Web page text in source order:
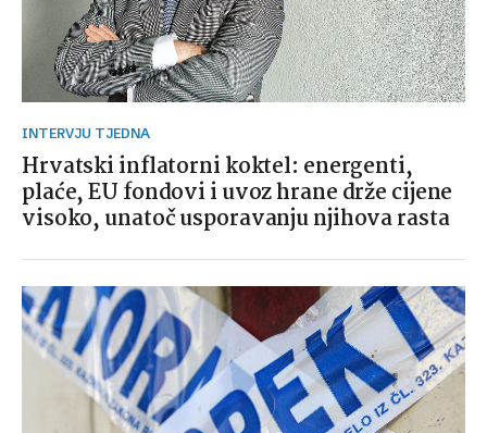
INTERVJU TJEDNA
Hrvatski inflatorni koktel: energenti,
plaće, EU fondovi i uvoz hrane drže cijene
visoko, unatoč usporavanju njihova rasta